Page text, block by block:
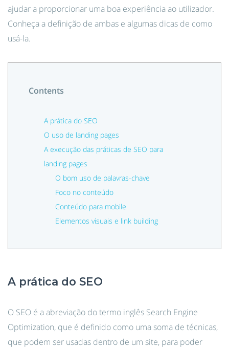
ajudar a proporcionar uma boa experiência ao utilizador.
Conheça a definição de ambas e algumas dicas de como
usá-la.
Contents
A prática do SEO
O uso de landing pages
A execução das práticas de SEO para
landing pages
O bom uso de palavras-chave
Foco no conteúdo
Conteúdo para mobile
Elementos visuais e link building
A prática do SEO
O SEO é a abreviação do termo inglês Search Engine
Optimization, que é definido como uma soma de técnicas,
que podem ser usadas dentro de um site, para poder